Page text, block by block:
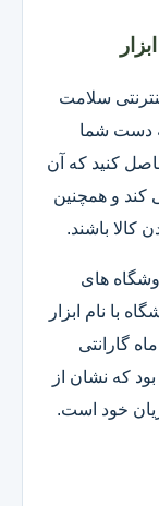
سلامت
دست شما
کنید که آن
کند و همچنین
کالا باشند.
های
با نام ابزار
فروشی توجه را جلب کرد و دلیل آن ارائه ۳ ماه گارانتی
که نشان از
خود است.